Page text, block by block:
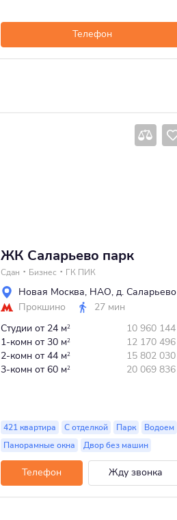
Телефон
ЖК Саларьево парк
Сдан Бизнес ГК ПИК
Новая Москва, НАО, д. Саларьево
Прокшино
27 мин
Студии от 24 м2 10 960 144
1-комн от 30 м2 12 170 496
2-комн от 44 м2 15 802 030
3-комн от 60 м2 20 069 836
421 квартира С отделкой Парк
Водоем
Панорамные окна
Двор без машин
Телефон Жду звонка